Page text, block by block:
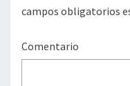
campos obligatorios
Comentario